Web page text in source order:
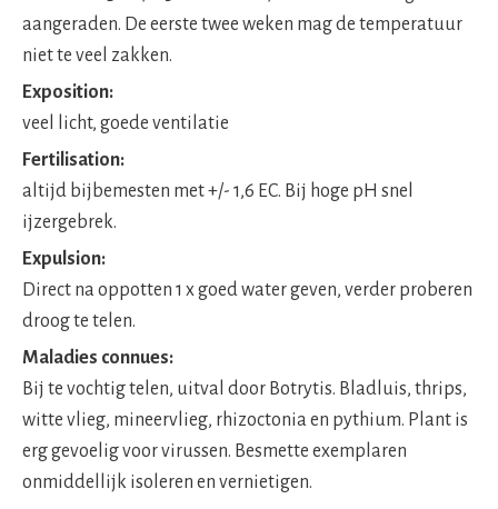
aangeraden. De eerste twee weken mag de temperatuur
niet te veel zakken.
Exposition:
veel licht, goede ventilatie
Fertilisation:
altijd bijbemesten met +/- 1,6 EC. Bij hoge pH snel
ijzergebrek.
Expulsion:
Direct na oppotten 1 x goed water geven, verder proberen
droog te telen.
Maladies connues:
Bij te vochtig telen, uitval door Botrytis. Bladluis, thrips,
witte vlieg, mineervlieg, rhizoctonia en pythium. Plant is
erg gevoelig voor virussen. Besmette exemplaren
onmiddellijk isoleren en vernietigen.